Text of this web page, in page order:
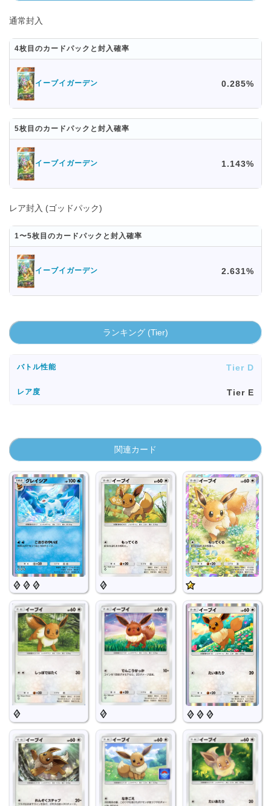
通常封入
4枚目のカードパックと封入確率
イーブイガーデン 0.285%
5枚目のカードパックと封入確率
イーブイガーデン 1.143%
レア封入 (ゴッドパック)
1〜5枚目のカードパックと封入確率
イーブイガーデン 2.631%
ランキング (Tier)
バトル性能 Tier D
レア度 Tier E
関連カード